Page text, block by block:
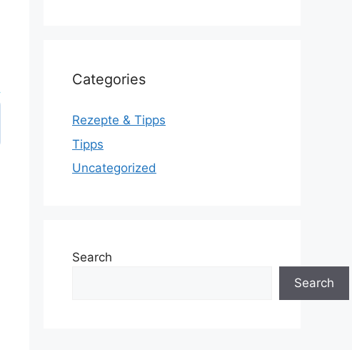
Categories
Rezepte & Tipps
Tipps
Uncategorized
Search
Search